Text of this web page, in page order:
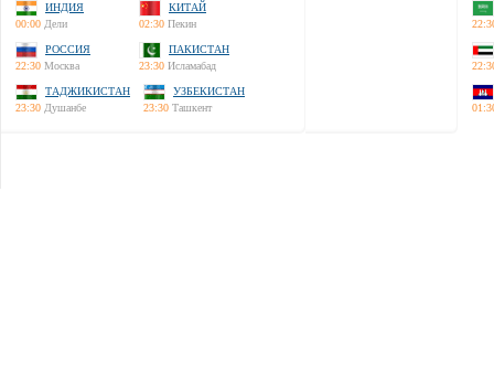
ИНДИЯ
00:00 Дели
КИТАЙ
02:30 Пекин
РОССИЯ
22:30 Москва
ПАКИСТАН
23:30 Исламабад
ТАДЖИКИСТАН
23:30 Душанбе
УЗБЕКИСТАН
23:30 Ташкент